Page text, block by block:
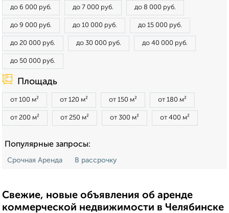
до 6 000 руб. до 7 000 руб. до 8 000 руб.
до 9 000 руб. до 10 000 руб. до 15 000 руб.
до 20 000 руб. до 30 000 руб. до 40 000 руб.
до 50 000 руб.
Площадь
от 100 м² от 120 м² от 150 м² от 180 м²
от 200 м² от 250 м² от 300 м² от 400 м²
Популярные запросы:
Срочная Аренда В рассрочку
Свежие, новые объявления об аренде
коммерческой недвижимости в Челябинске